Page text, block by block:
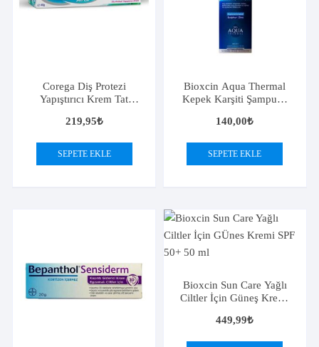
Corega Diş Protezi
Yapıştırıcı Krem Tat
219,95₺
SEPETE EKLE
Bioxcin Aqua Thermal
Kepek Karşiti Şampuan
140,00₺
SEPETE EKLE
Bioxcin Sun Care Yağlı
Ciltler İçin Güneş Kremi
449,99₺